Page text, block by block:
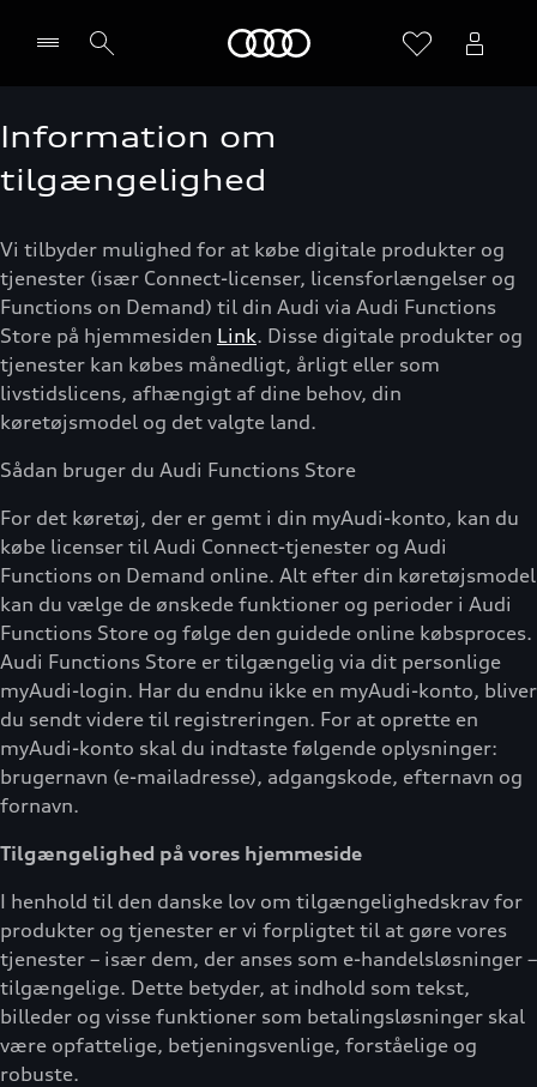
Vælg forhandler
Information om
tilgængelighed
Vi tilbyder mulighed for at købe digitale produkter og
tjenester (især Connect-licenser, licensforlængelser og
Functions on Demand) til din Audi via Audi Functions
Store på hjemmesiden Link. Disse digitale produkter og
tjenester kan købes månedligt, årligt eller som
livstidslicens, afhængigt af dine behov, din
køretøjsmodel og det valgte land.
Sådan bruger du Audi Functions Store
For det køretøj, der er gemt i din myAudi-konto, kan du
købe licenser til Audi Connect-tjenester og Audi
Functions on Demand online. Alt efter din køretøjsmodel
kan du vælge de ønskede funktioner og perioder i Audi
Functions Store og følge den guidede online købsproces.
Audi Functions Store er tilgængelig via dit personlige
myAudi-login. Har du endnu ikke en myAudi-konto, bliver
du sendt videre til registreringen. For at oprette en
myAudi-konto skal du indtaste følgende oplysninger:
brugernavn (e-mailadresse), adgangskode, efternavn og
fornavn.
Tilgængelighed på vores hjemmeside
I henhold til den danske lov om tilgængelighedskrav for
produkter og tjenester er vi forpligtet til at gøre vores
tjenester – især dem, der anses som e-handelsløsninger –
tilgængelige. Dette betyder, at indhold som tekst,
billeder og visse funktioner som betalingsløsninger skal
være opfattelige, betjeningsvenlige, forståelige og
robuste.